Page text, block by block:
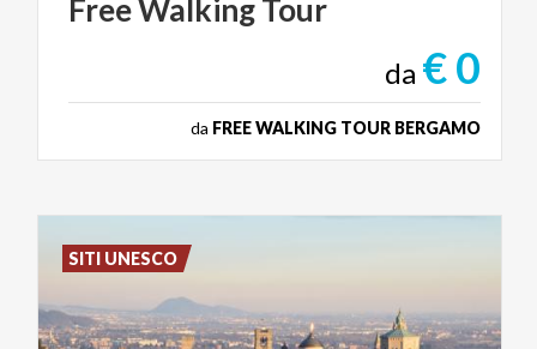
FreeWalkingTour
da € 0
da FREE WALKING TOUR BERGAMO
SITI UNESCO